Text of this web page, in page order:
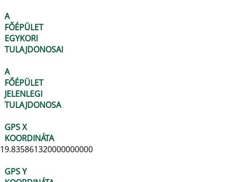
A
FŐÉPÜLET
EGYKORI
TULAJDONOSAI
A
FŐÉPÜLET
JELENLEGI
TULAJDONOSA
GPS X
KOORDINÁTA
19.835861320000000000
GPS Y